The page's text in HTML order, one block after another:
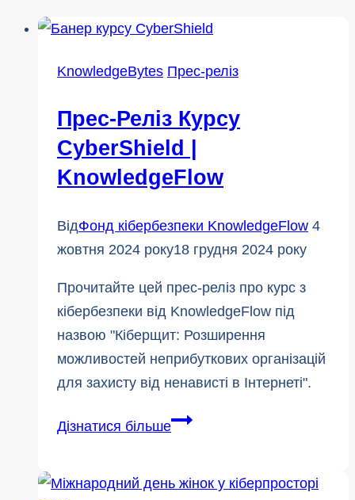
KnowledgeBytes Прес-реліз
Прес-Реліз Курсу
CyberShield |
KnowledgeFlow
ВідФонд кібербезпеки KnowledgeFlow 4
жовтня 2024 року18 грудня 2024 року
Прочитайте цей прес-реліз про курс з
кібербезпеки від KnowledgeFlow під
назвою "Кіберщит: Розширення
можливостей неприбуткових організацій
для захисту від ненависті в Інтернеті".
Дізнатися більшеПрес-
CyberShield